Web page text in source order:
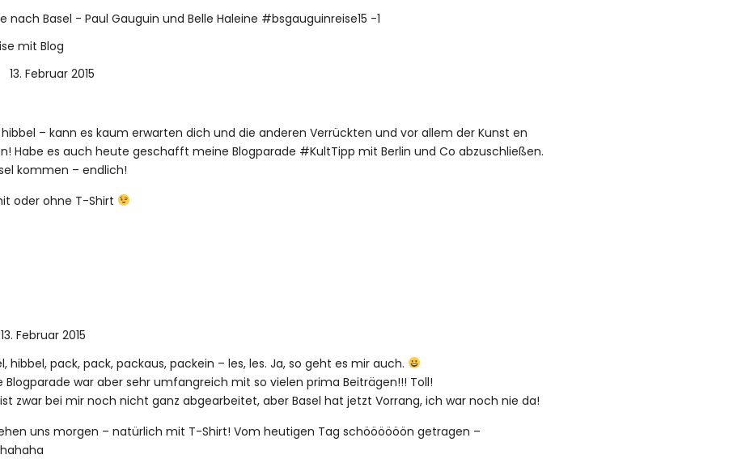
nach Basel - Paul Gauguin und Belle Haleine #bsgauguinreise15 -1
mit Blog
13. Februar 2015
– kann es kaum erwarten dich und die anderen Verrückten und vor allem der Kunst en
Habe es auch heute geschafft meine Blogparade #KultTipp mit Berlin und Co abzuschließen.
kommen – endlich!
oder ohne T-Shirt
13. Februar 2015
hibbel, pack, pack, packaus, packein – les, les. Ja, so geht es mir auch.
Blogparade war aber sehr umfangreich mit so vielen prima Beiträgen!!! Toll!
ist zwar bei mir noch nicht ganz abgearbeitet, aber Basel hat jetzt Vorrang, ich war noch nie da!
uns morgen – natürlich mit T-Shirt! Vom heutigen Tag schöööööön getragen –